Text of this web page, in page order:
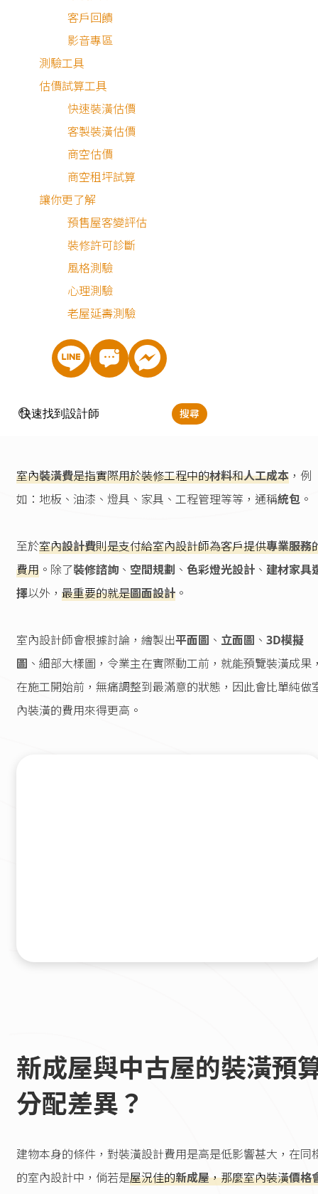
客戶回饋
影音專區
測驗工具
估價試算工具
快速裝潢估價
客製裝潢估價
商空估價
商空租坪試算
讓你更了解
預售屋客變評估
裝修許可診斷
風格測驗
心理測驗
老屋延壽測驗
搜尋
的技巧？
訣告訴你！
結語
室內裝潢費與室內設計費
什麼不同？
室內裝潢費用和室內設計費用是兩個不同的概念。
室內裝潢費是指實際用於裝修工程中的材料和人工成本 ，例
如：地板、油漆、燈具、家具、工程管理等等，通稱統包 。
至於室內設計費則是支付給室內設計師為客戶提供專業服務
費用 。除了裝修諮詢 、 空間規劃 、 色彩燈光設計 、 建材家具
擇以外， 最重要的就是圖面設計 。
室內設計師會根據討論，繪製出平面圖 、 立面圖 、 3D模擬
圖 、細部大樣圖，令業主在實際動工前，就能預覽裝潢成果
在施工開始前，無痛調整到最滿意的狀態，因此會比單純做
內裝潢的費用來得更高。
新成屋與中古屋的裝潢預
分配差異？
建物本身的條件，對裝潢設計費用是高是低影響甚大，在同
的室內設計中，倘若是屋況佳的新成屋，那麼室內裝潢價格